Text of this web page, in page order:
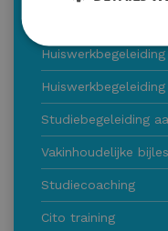
Studiebegeleiding
Vakinhoudelijke bijles
Studiecoaching
Cito training